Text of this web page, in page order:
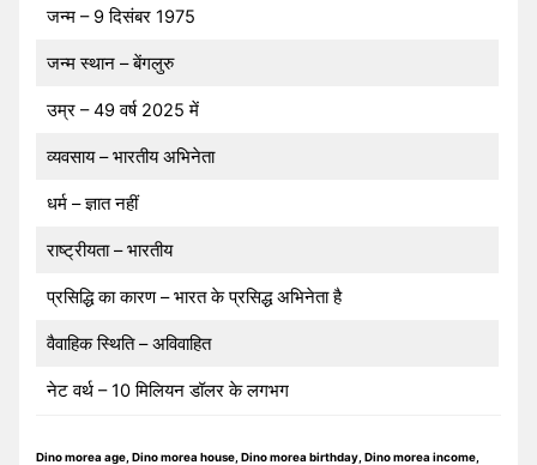
जन्म – 9 दिसंबर 1975
जन्म स्थान – बेंगलुरु
उम्र – 49 वर्ष 2025 में
व्यवसाय – भारतीय अभिनेता
धर्म – ज्ञात नहीं
राष्ट्रीयता – भारतीय
प्रसिद्धि का कारण – भारत के प्रसिद्ध अभिनेता है
वैवाहिक स्थिति – अविवाहित
नेट वर्थ – 10 मिलियन डॉलर के लगभग
Dino morea age, Dino morea house, Dino morea birthday, Dino morea income,